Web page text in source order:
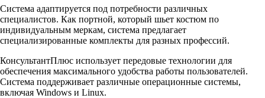
Система адаптируется под потребности различных
специалистов. Как портной, который шьет костюм по
индивидуальным меркам, система предлагает
специализированные комплекты для разных профессий.​
КонсультантПлюс использует передовые технологии для
обеспечения максимального удобства работы пользователей.
Система поддерживает различные операционные системы,
включая Windows и Linux.​